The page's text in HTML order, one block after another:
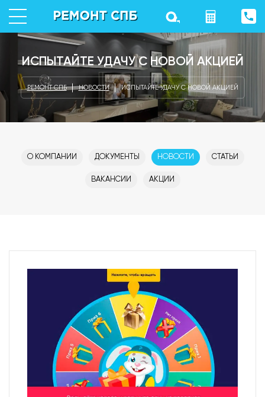
ИСПЫТАЙТЕ УДАЧУ С НОВОЙ АКЦИЕЙ
РЕМОНТ СПБ НОВОСТИ ИСПЫТАЙТЕ УДАЧУ С НОВОЙ АКЦИЕЙ
О КОМПАНИИ ДОКУМЕНТЫ НОВОСТИ СТАТЬИ
ВАКАНСИИ АКЦИИ